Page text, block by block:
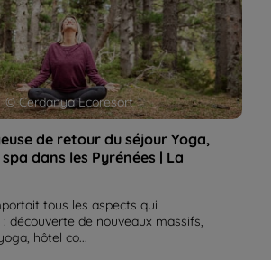
© Cerdanya Ecoresort
de retour du séjour Yoga,
dans les Pyrénées | La
tous les aspects qui
découverte de nouveaux massifs,
hôtel co...